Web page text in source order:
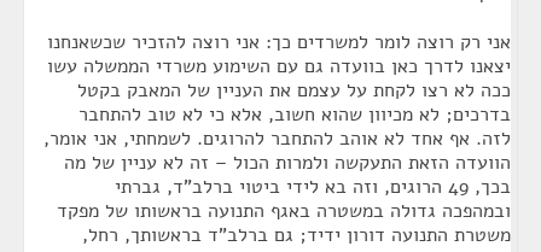
אני רק רוצה לומר למשרדים כך: אני רוצה להזכיר שכשאנחנו
יצאנו לדרך כאן בוועדה גם עם השימוע משרדי הממשלה עשו
ככה לא רצו לקחת על עצמם את העניין של המאבק בקטל
בדרכים; לא מכיוון שהוא חשוב, אלא כי לא טוב להתחבר
לזה. אף אחד לא אוהב להתחבר להרוגים. לשמחתי, אני אומר,
הוועדה הזאת התעקשה ולמרות הכול – זה לא עניין של מה
בכך, 49 הרוגים, וזה בא לידי ביטוי ברלב"ד, גברתי
ובמהפכה גדולה במשטרה באגף התנועה בראשותו של מפקד
משטרת התנועה דורון ידיד; גם ברלב"ד בראשותך, רחל,